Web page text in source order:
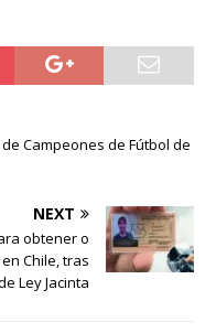
Campeones de Fútbol de
NEXT
obtener o
Chile, tras
Ley Jacinta